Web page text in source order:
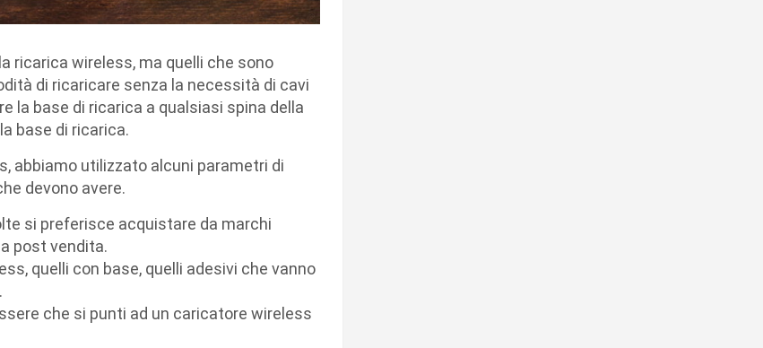
ricarica wireless, ma quelli che sono
di ricaricare senza la necessità di cavi
la base di ricarica a qualsiasi spina della
base di ricarica.
abbiamo utilizzato alcuni parametri di
devono avere.
si preferisce acquistare da marchi
post vendita.
quelli con base, quelli adesivi che vanno
che si punti ad un caricatore wireless